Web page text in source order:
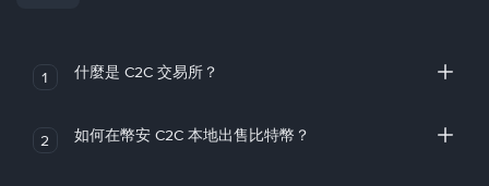
1 什麼是 C2C 交易所？
2 如何在幣安 C2C 本地出售比特幣？